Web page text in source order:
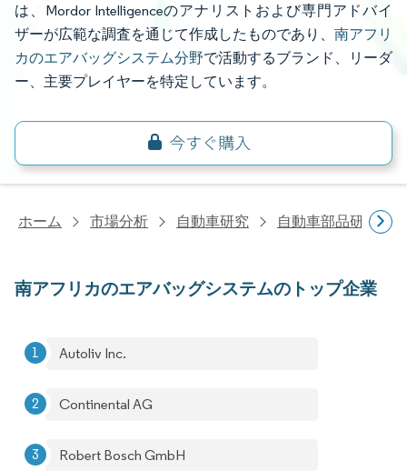
は、Mordor Intelligenceのアナリストおよび専門アドバイ
ザーが広範な調査を通じて作成したものであり、 南アフリ
カのエアバッグシステム分野で活動するブランド、リーダ
ー、主要プレイヤーを特定しています。
ホーム 市場分析 自動車研究 自動車部品研究
南アフリカのエアバッグシステムのトップ企業
Autoliv Inc.
Continental AG
Robert Bosch GmbH